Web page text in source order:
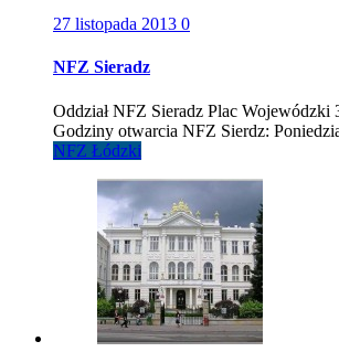
27 listopada 2013 0
NFZ Sieradz
Oddział NFZ Sieradz Plac Wojewódzki
Godziny otwarcia NFZ Sierdz:
NFZ Łódzki